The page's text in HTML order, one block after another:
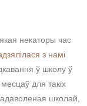
некаторы час
з намі
ў школу ў
для такіх
школай,